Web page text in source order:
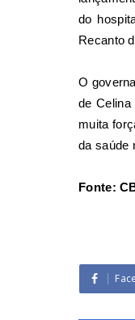
do
Recanto
O
de
muita
da saúde
Fonte: